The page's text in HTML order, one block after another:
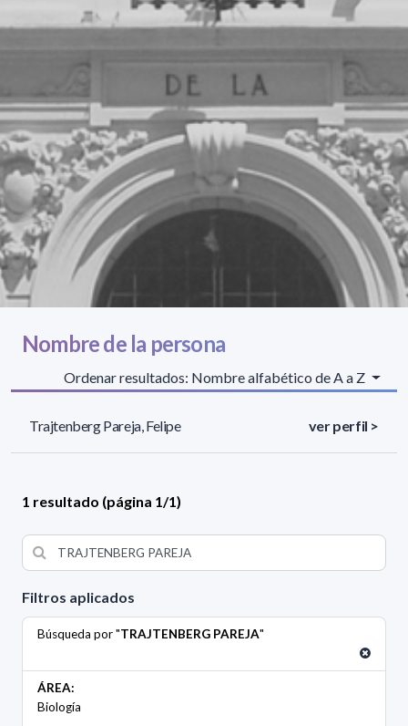
Filtros aplicados
Búsqueda por "TRAJTENBERG PAREJA"
ÁREA:
Biología
Nombre de la persona
Ordenar resultados: Nombre alfabético de A a Z
Trajtenberg Pareja, Felipe ver perfil >
1 resultado (página 1/1)